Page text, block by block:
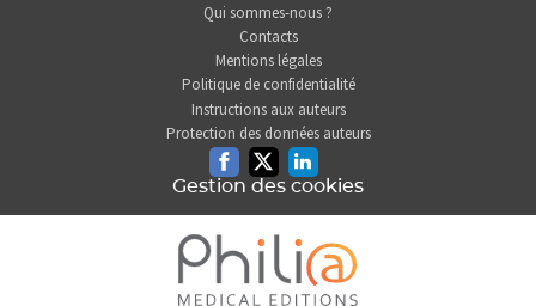
Qui sommes-nous ?
Contacts
Mentions légales
Politique de confidentialité
Instructions aux auteurs
Protection des données auteurs
FacebookTwitterLinkedin
Gestion des cookies